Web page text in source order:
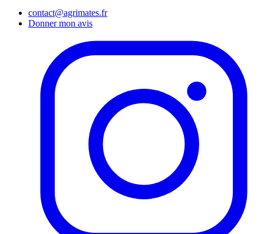
contact@agrimates.fr
Donner mon avis